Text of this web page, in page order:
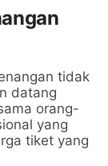
tidak
datang
orang-
yang
tiket yang